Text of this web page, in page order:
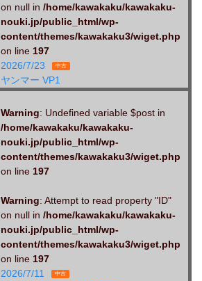
on null in /home/kawakaku/kawakaku-
nouki.jp/public_html/wp-
content/themes/kawakaku3/wiget.php
on line 197
2026/7/23
中古
ヤンマー VP1
Warning: Undefined variable $post in
/home/kawakaku/kawakaku-
nouki.jp/public_html/wp-
content/themes/kawakaku3/wiget.php
on line 197
Warning: Attempt to read property "ID"
on null in /home/kawakaku/kawakaku-
nouki.jp/public_html/wp-
content/themes/kawakaku3/wiget.php
on line 197
2026/7/11
中古